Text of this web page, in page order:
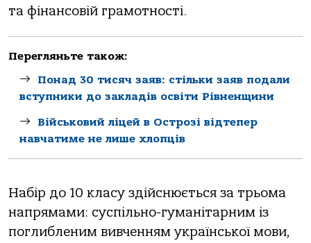
та фінансовій грамотності.
Перегляньте також:
Понад 30 тисяч заяв: стільки заяв подали
вступники до закладів освіти Рівненщини
Військовий ліцей в Острозі відтепер
навчатиме не лише хлопців
Набір до 10 класу здійснюється за трьома
напрямами: суспільно-гуманітарним із
поглибленим вивченням української мови,